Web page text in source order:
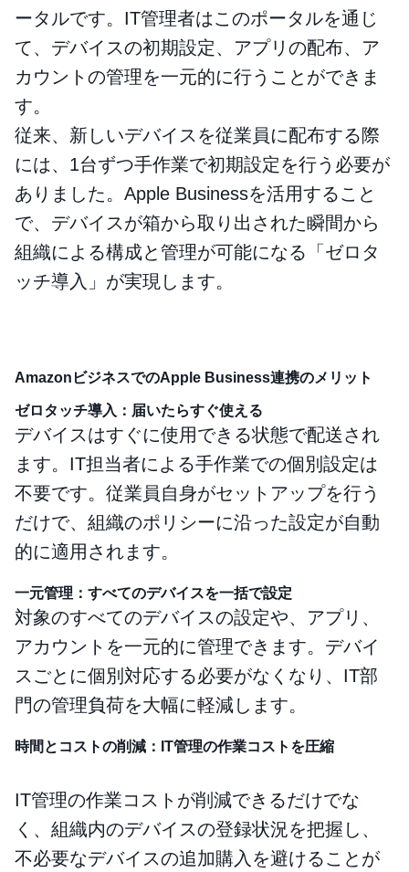
ータルです。IT管理者はこのポータルを通じ
て、デバイスの初期設定、アプリの配布、ア
カウントの管理を一元的に行うことができま
す。
従来、新しいデバイスを従業員に配布する際
には、1台ずつ手作業で初期設定を行う必要が
ありました。Apple Businessを活用すること
で、デバイスが箱から取り出された瞬間から
組織による構成と管理が可能になる「ゼロタ
ッチ導入」が実現します。
AmazonビジネスでのApple Business連携のメリット
ゼロタッチ導入：届いたらすぐ使える
デバイスはすぐに使用できる状態で配送され
ます。IT担当者による手作業での個別設定は
不要です。従業員自身がセットアップを行う
だけで、組織のポリシーに沿った設定が自動
的に適用されます。
一元管理：すべてのデバイスを一括で設定
対象のすべてのデバイスの設定や、アプリ、
アカウントを一元的に管理できます。デバイ
スごとに個別対応する必要がなくなり、IT部
門の管理負荷を大幅に軽減します。
時間とコストの削減：IT管理の作業コストを圧縮
IT管理の作業コストが削減できるだけでな
く、組織内のデバイスの登録状況を把握し、
不必要なデバイスの追加購入を避けることが